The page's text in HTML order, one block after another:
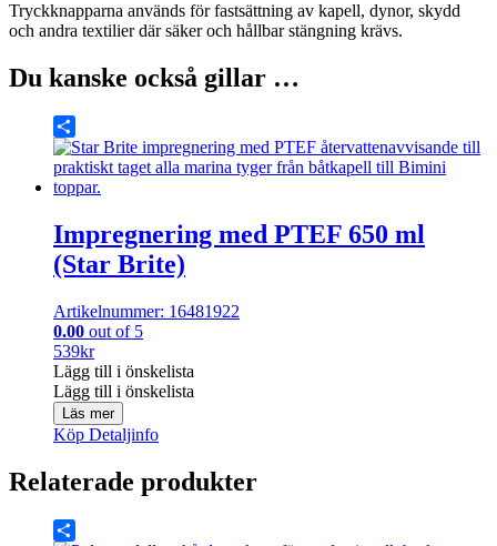
Tryckknapparna används för fastsättning av kapell, dynor, skydd
och andra textilier där säker och hållbar stängning krävs.
Du kanske också gillar …
Share
Impregnering med PTEF 650 ml
(Star Brite)
Artikelnummer: 16481922
0.00 out of 5
539kr
Lägg till i önskelista
Lägg till i önskelista
Läs mer
Köp Detaljinfo
Relaterade produkter